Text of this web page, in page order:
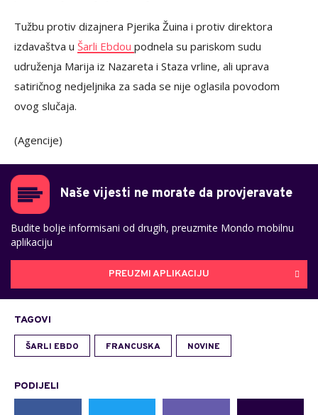
Tužbu protiv dizajnera Pjerika Žuina i protiv direktora
izdavaštva u Šarli Ebdou podnela su pariskom sudu
udruženja Marija iz Nazareta i Staza vrline, ali uprava
satiričnog nedjeljnika za sada se nije oglasila povodom
ovog slučaja.
(Agencije)
Naše vijesti ne morate da provjeravate
Budite bolje informisani od drugih, preuzmite Mondo mobilnu
aplikaciju
PREUZMI APLIKACIJU
TAGOVI
ŠARLI EBDO FRANCUSKA NOVINE
PODIJELI